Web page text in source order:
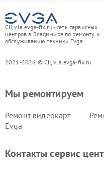
СЦ vla.evga-fix.ru - сеть сервисных
центров в Владимире по ремонту и
обслуживанию техники Evga
2021-2026 © СЦ vla.evga-fix.ru
Мы ремонтируем
Ремонт видеокарт
Evga
Контакты сервис